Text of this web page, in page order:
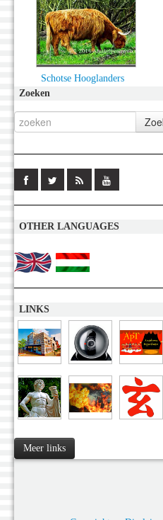
Schotse Hooglanders
Zoeken
OTHER LANGUAGES
LINKS
Meer links